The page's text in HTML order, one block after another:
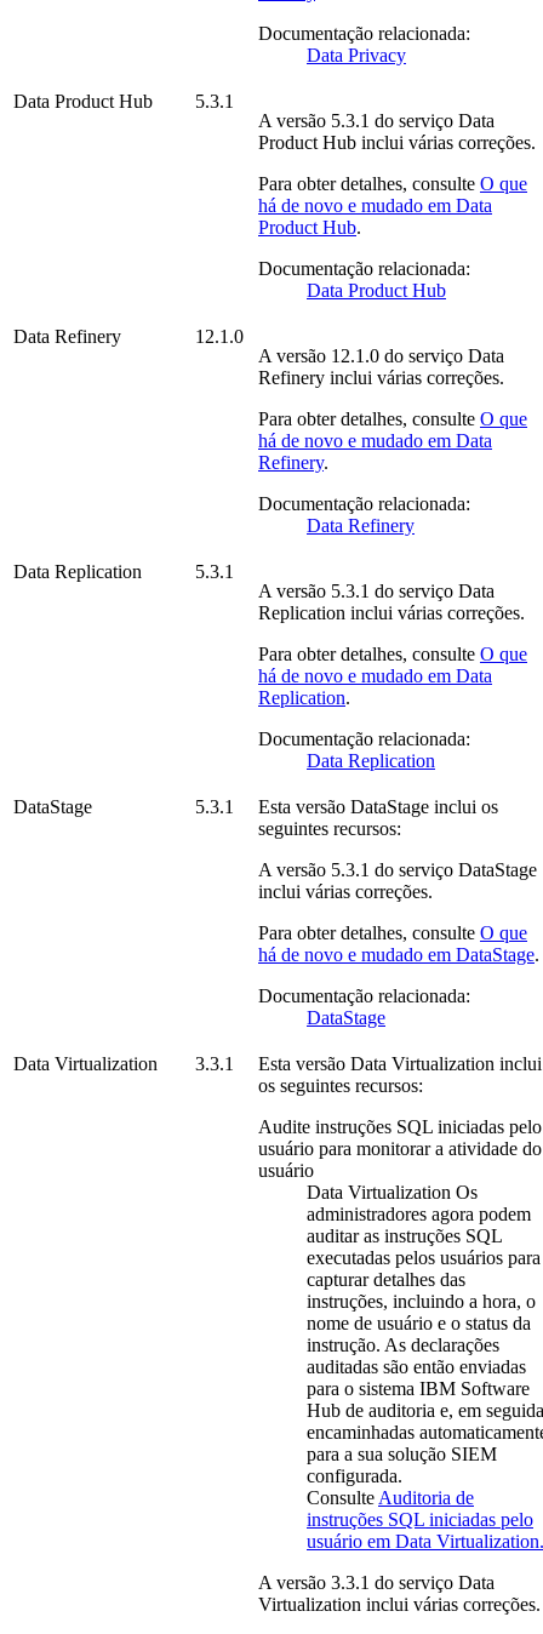
Documentação relacionada:
Data Privacy
Data Product Hub
5.3.1
A versão 5.3.1 do serviço Data
Product Hub inclui várias correções.
Para obter detalhes, consulte O que
há de novo e mudado em Data
Product Hub.
Documentação relacionada:
Data Product Hub
Data Refinery
12.1.0
A versão 12.1.0 do serviço Data
Refinery inclui várias correções.
Para obter detalhes, consulte O que
há de novo e mudado em Data
Refinery.
Documentação relacionada:
Data Refinery
Data Replication
5.3.1
A versão 5.3.1 do serviço Data
Replication inclui várias correções.
Para obter detalhes, consulte O que
há de novo e mudado em Data
Replication.
Documentação relacionada:
Data Replication
DataStage 5.3.1 Esta versão DataStage inclui os
seguintes recursos:
A versão 5.3.1 do serviço DataStage
inclui várias correções.
Para obter detalhes, consulte O que
há de novo e mudado em DataStage.
Documentação relacionada:
DataStage
Data Virtualization 3.3.1 Esta versão Data Virtualization inclui
os seguintes recursos:
Audite instruções SQL iniciadas pelo
usuário para monitorar a atividade do
usuário
Data Virtualization Os
administradores agora podem
auditar as instruções SQL
executadas pelos usuários para
capturar detalhes das
instruções, incluindo a hora, o
nome de usuário e o status da
instrução. As declarações
auditadas são então enviadas
para o sistema IBM Software
Hub de auditoria e, em
encaminhadas
para a sua solução SIEM
configurada.
ConsulteAuditoria de
instruções SQL iniciadas pelo
usuário em Data Virtualization.
A versão 3.3.1 do serviço Data
Virtualization inclui várias correções.